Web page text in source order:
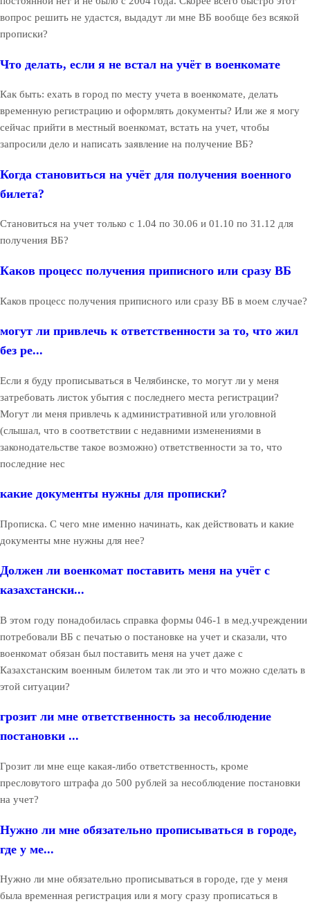
вопрос решить не удастся, выдадут ли мне ВБ вообще без всякой
прописки?
Что делать, если я не встал на учёт в военкомате
Как быть: ехать в город по месту учета в военкомате, делать
временную регистрацию и оформлять документы? Или же я могу
сейчас прийти в местный военкомат, встать на учет, чтобы
запросили дело и написать заявление на получение ВБ?
Когда становиться на учёт для получения военного
билета?
Становиться на учет только с 1.04 по 30.06 и 01.10 по 31.12 для
получения ВБ?
Каков процесс получения приписного или сразу ВБ
Каков процесс получения приписного или сразу ВБ в моем случае?
могут ли привлечь к ответственности за то, что жил
без ре...
Если я буду прописываться в Челябинске, то могут ли у меня
затребовать листок убытия с последнего места регистрации?
Могут ли меня привлечь к административной или уголовной
(слышал, что в соответствии с недавними изменениями в
законодательстве такое возможно) ответственности за то, что
последние нес
какие документы нужны для прописки?
Прописка. С чего мне именно начинать, как действовать и какие
документы мне нужны для нее?
Должен ли военкомат поставить меня на учёт с
казахстански...
В этом году понадобилась справка формы 046-1 в мед.учреждении
потребовали ВБ с печатью о постановке на учет и сказали, что
военкомат обязан был поставить меня на учет даже с
Казахстанским военным билетом так ли это и что можно сделать в
этой ситуации?
грозит ли мне ответственность за несоблюдение
постановки ...
Грозит ли мне еще какая-либо ответственность, кроме
пресловутого штрафа до 500 рублей за несоблюдение постановки
на учет?
Нужно ли мне обязательно прописываться в городе,
где у ме...
Нужно ли мне обязательно прописываться в городе, где у меня
была временная регистрация или я могу сразу прописаться в